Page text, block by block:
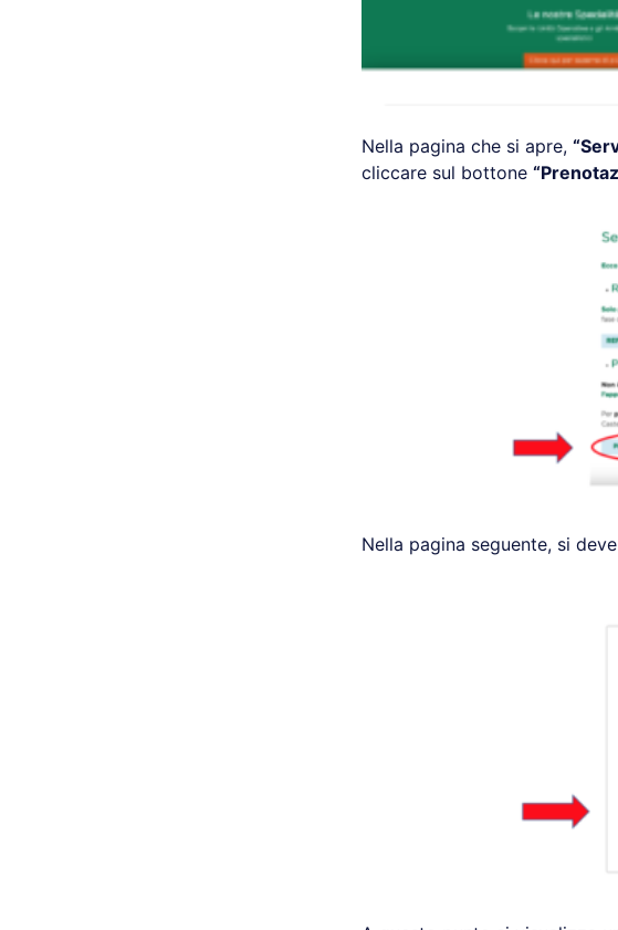
Nella pagina che si apre,
cliccare sul bottone
Nella pagina seguente, si deve